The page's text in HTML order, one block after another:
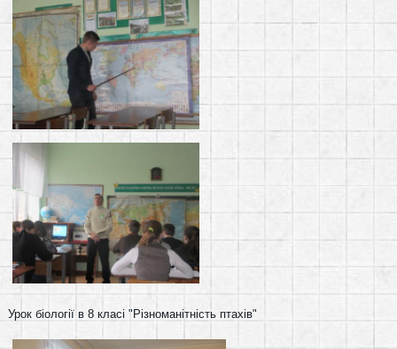
Урок біології в 8 класі "Різноманітність птахів"